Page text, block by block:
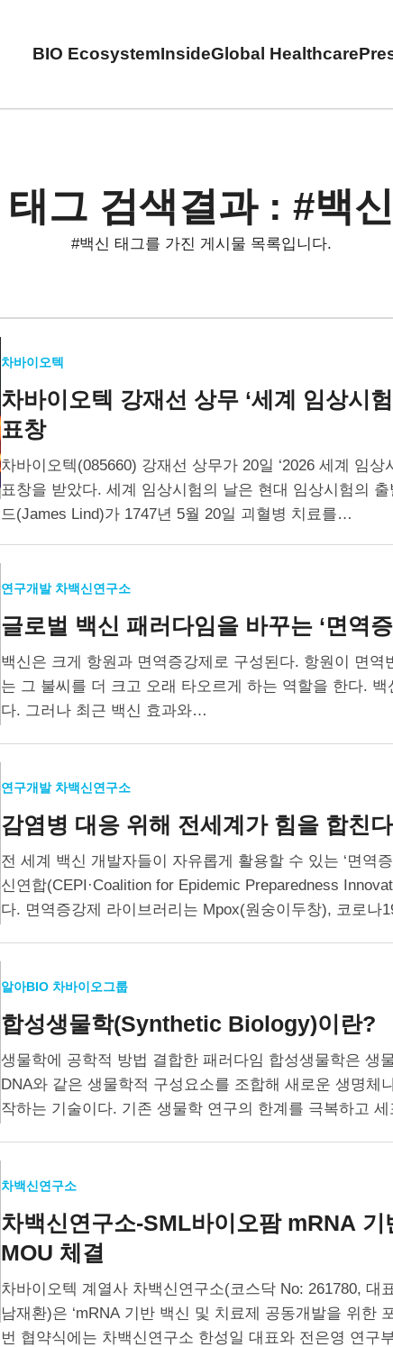
BIO EcosystemInsideGlobal Healthcare
태그 검색결과 : #백신
#백신 태그를 가진 게시물 목록입니다.
차바이오텍
차바이오텍 강재선 상무 ‘세계 임상시
표창
차바이오텍(085660) 강재선 상무가 20일 ‘2026 세계 임
표창을 받았다. 세계 임상시험의 날은 현대 임상시험의
드(James Lind)가 1747년 5월 20일 괴혈병 치료를…
연구개발 차백신연구소
글로벌 백신 패러다임을 바꾸는 ‘면역
백신은 크게 항원과 면역증강제로 구성된다. 항원이 면역
는 그 불씨를 더 크고 오래 타오르게 하는 역할을 한다.
다. 그러나 최근 백신 효과와…
연구개발 차백신연구소
감염병 대응 위해 전세계가 힘을 합친
전 세계 백신 개발자들이 자유롭게 활용할 수 있는 ‘면역
신연합(CEPI·Coalition for Epidemic Preparedness
다. 면역증강제 라이브러리는 Mpox(원숭이두창), 코로나
알아BIO 차바이오그룹
합성생물학(Synthetic Biology)이란?
생물학에 공학적 방법 결합한 패러다임 합성생물학은 생
DNA와 같은 생물학적 구성요소를 조합해 새로운 생명체
작하는 기술이다. 기존 생물학 연구의 한계를 극복하고
차백신연구소
차백신연구소-SML바이오팜 mRNA 기
MOU 체결
차바이오텍 계열사 차백신연구소(코스닥 No: 261780, 대
남재환)은 ‘mRNA 기반 백신 및 치료제 공동개발을 위한
번 협약식에는 차백신연구소 한성일 대표와 전은영 연구